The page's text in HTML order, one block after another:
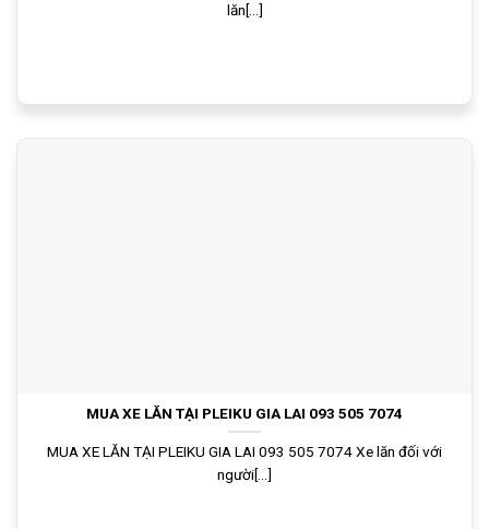
lăn[...]
MUA XE LĂN TẠI PLEIKU GIA LAI 093 505 7074
MUA XE LĂN TẠI PLEIKU GIA LAI 093 505 7074 Xe lăn đối với
người[...]